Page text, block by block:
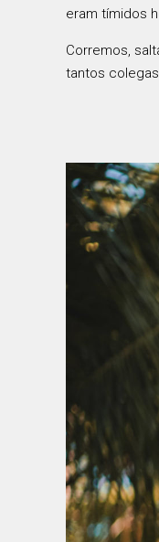
eram tímidos
Corremos,
tantos